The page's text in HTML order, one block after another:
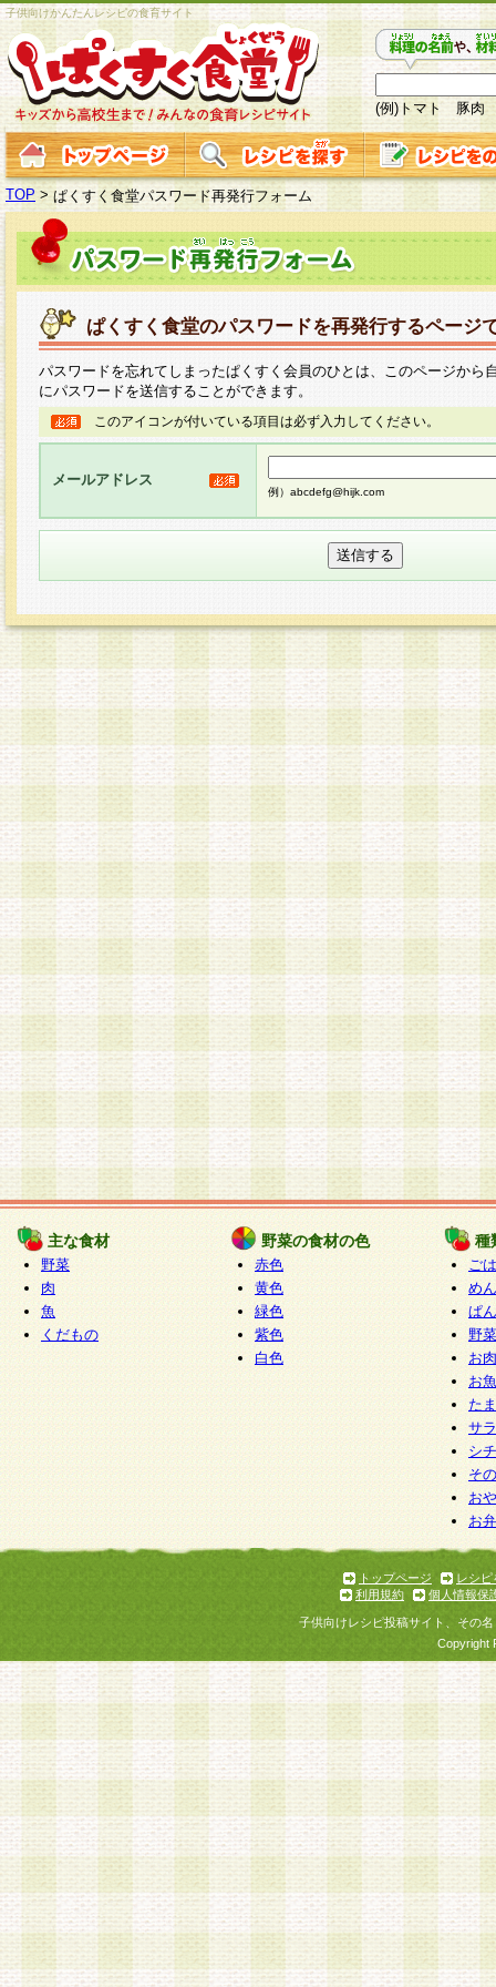
子供向けかんたんレシピの食育サイト
(例)トマト 豚肉
TOP > ぱくすく食堂パスワード再発行フォーム
ぱくすく食堂のパスワードを再発行するページ
パスワードを忘れてしまったぱくすく会員のひとは、このページから
にパスワードを送信することができます。
このアイコンが付いている項目は必ず入力してください。
メールアドレス
例）abcdefg@hijk.com
主な食材
野菜
肉
魚
くだもの
野菜の食材の色
赤色
黄色
緑色
紫色
白色
種
ご
めん
ぱん
野
お
お
た
サ
シ
そ
お
お
トップページ
レシピ
利用規約
個人情報保
子供向けレシピ投稿サイト、その
Copyright